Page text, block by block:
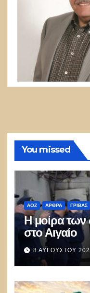
You missed
ΑΟΖ ΑΡΘΡΑ ΓΡΊΒΑΣ
Η μοίρα των
στο Αιγαίο
8 ΑΥΓΟΎΣΤΟΥ